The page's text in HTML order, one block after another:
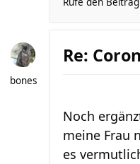
bones
Re:
Noch
meine Frau
es